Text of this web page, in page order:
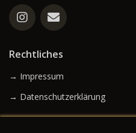
Rechtliches
→ Impressum
→ Datenschutzerklärung